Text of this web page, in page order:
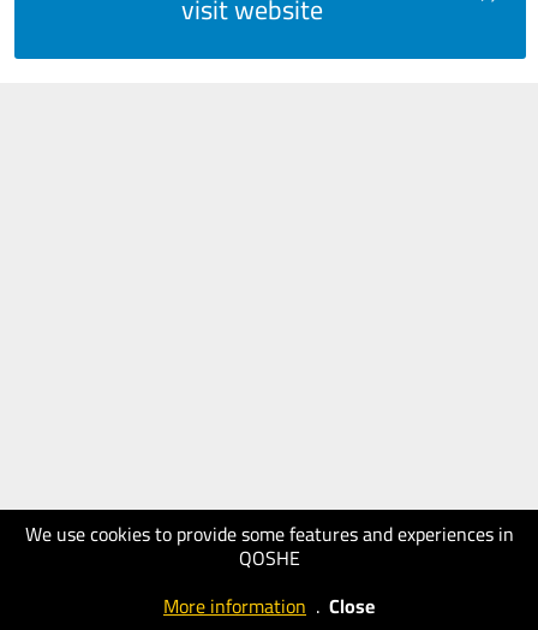
We use cookies to provide some features and experiences in
QOSHE
More information . Close